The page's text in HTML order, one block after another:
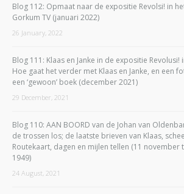
Blog 112: Opmaat naar de expositie Revolsi! in
Gorkum TV (januari 2022)
26 January, 2022
Blog 111: Klaas en Janke in de expositie Revolusi!
Hoe gaat het verder met Klaas en Janke, en een
een ‘gewoon’ boek (december 2021)
29 December, 2021
Blog 110: AAN BOORD van de Johan van
de trossen los; de laatste brieven van Klaas,
Routekaart, dagen en mijlen tellen (11 november
1949)
24 August, 2021